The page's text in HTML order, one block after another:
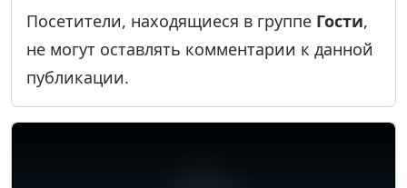
Посетители, находящиеся в группе Гости,
не могут оставлять комментарии к данной
публикации.